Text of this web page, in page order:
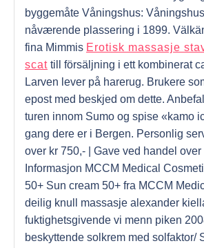
byggemåte Våningshus:
nåværende plassering i 1899.
fina Mimmis Erotisk massasje
scat till försäljning i ett kombinerat
Larven lever på harerug. Brukere
epost med beskjed om dette.
turen innom Sumo og spise «kamo
gang dere er i Bergen. Personlig
over kr 750,- | Gave ved handel over
Informasjon MCCM Medical
50+ Sun cream 50+ fra MCCM
deilig knull massasje alexander
fuktighetsgivende vi menn piken
beskyttende solkrem med solfaktor/